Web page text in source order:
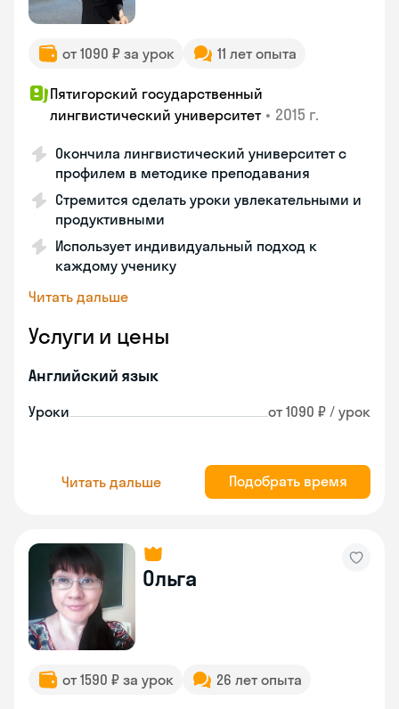
от 1090 ₽ за урок 11 лет опыта
Пятигорский государственный
лингвистический университет • 2015 г.
Окончила лингвистический университет с
профилем в методике преподавания
Стремится сделать уроки увлекательными и
продуктивными
Использует индивидуальный подход к
каждому ученику
Читать дальше
Услуги и цены
Английский язык
Уроки от 1090 ₽ / урок
Читать дальше Подобрать время
Ольга
от 1590 ₽ за урок 26 лет опыта